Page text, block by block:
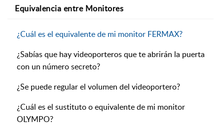
Equivalencia entre Monitores
¿Cuál es el equivalente de mi monitor FERMAX?
¿Sabías que hay videoporteros que te abrirán la puerta
con un número secreto?
¿Se puede regular el volumen del videoportero?
¿Cuál es el sustituto o equivalente de mi monitor
OLYMPO?